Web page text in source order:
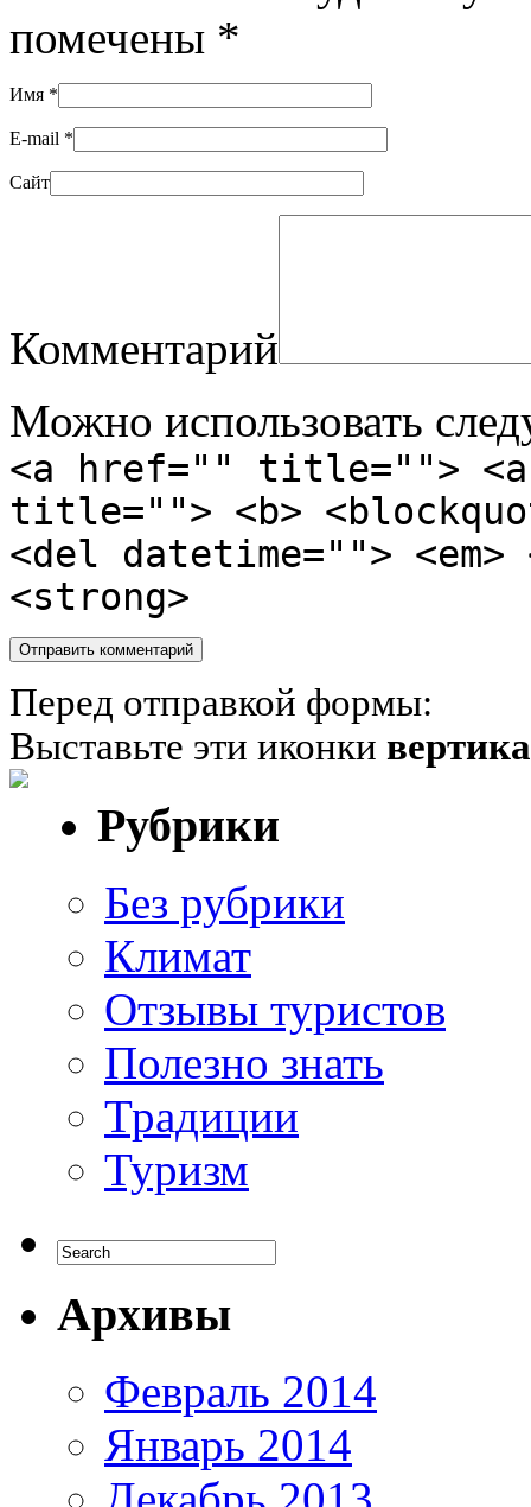
помечены *
Имя *
E-mail *
Сайт
Комментарий
Можно использовать
<a href="" title="">
title=""> <b>
<del datetime="">
<strong>
Перед отправкой формы:
Выставьте эти иконки
Рубрики
Без рубрики
Климат
Отзывы туристов
Полезно знать
Традиции
Туризм
Архивы
Февраль 2014
Январь 2014